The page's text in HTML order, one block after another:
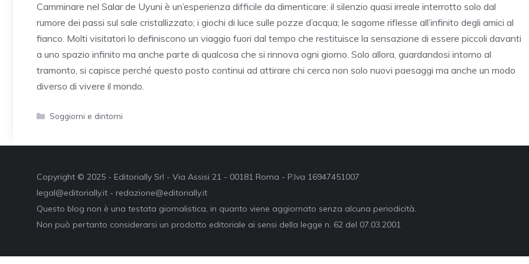
Camminare nel Salar de Uyuni è un’esperienza difficile da dimenticare: il silenzio quasi irreale interrotto solo dal
rumore dei passi sul sale cristallizzato; i giochi di luce sulle pozze d’acqua; le sagome riflesse all’infinito degli amici al
fianco. Molti visitatori lo definiscono un viaggio fuori dal tempo che restituisce la sensazione di essere piccoli davanti
a uno spazio infinito ma anche parte di qualcosa che si rinnova ogni giorno. Solo allora, guardandosi intorno al
tramonto, si capisce perché questo posto continui ad attirare chi cerca non solo nuovi paesaggi ma anche un modo
diverso di vivere il mondo.
Categorie
Soggiorni e dintorni
Copyright © 2025 - Editorially Srl - Via Assisi 21 - 00181 Roma - P.Iva 16947451007
legal@editorially.it - redazione@editorially.it
Questo blog non è una testata giornalistica, in quanto viene aggiornato senza alcuna periodicità.
Non può pertanto considerarsi un prodotto editoriale ai sensi della legge n. 62 del 07.03.2001